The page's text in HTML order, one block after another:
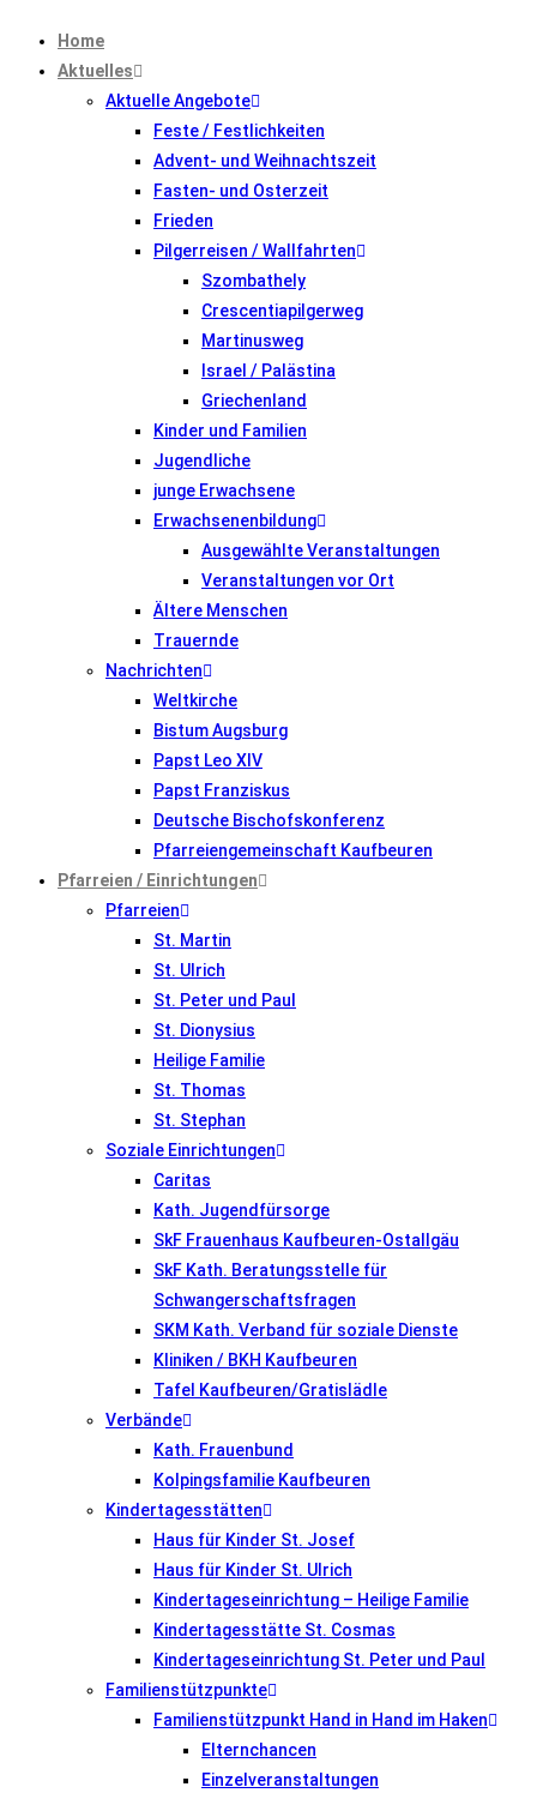
springen
Home
Aktuelles
Aktuelle Angebote
Feste / Festlichkeiten
Advent- und Weihnachtszeit
Fasten- und Osterzeit
Frieden
Pilgerreisen / Wallfahrten
Szombathely
Crescentiapilgerweg
Martinusweg
Israel / Palästina
Griechenland
Kinder und Familien
Jugendliche
junge Erwachsene
Erwachsenenbildung
Ausgewählte Veranstaltungen
Veranstaltungen vor Ort
Ältere Menschen
Trauernde
Nachrichten
Weltkirche
Bistum Augsburg
Papst Leo XIV
Papst Franziskus
Deutsche Bischofskonferenz
Pfarreiengemeinschaft Kaufbeuren
Pfarreien / Einrichtungen
Pfarreien
St. Martin
St. Ulrich
St. Peter und Paul
St. Dionysius
Heilige Familie
St. Thomas
St. Stephan
Soziale Einrichtungen
Caritas
Kath. Jugendfürsorge
SkF Frauenhaus Kaufbeuren-Ostallgäu
SkF Kath. Beratungsstelle für
Schwangerschaftsfragen
SKM Kath. Verband für soziale Dienste
Kliniken / BKH Kaufbeuren
Tafel Kaufbeuren/Gratislädle
Verbände
Kath. Frauenbund
Kolpingsfamilie Kaufbeuren
Kindertagesstätten
Haus für Kinder St. Josef
Haus für Kinder St. Ulrich
Kindertageseinrichtung – Heilige Familie
Kindertagesstätte St. Cosmas
Kindertageseinrichtung St. Peter und Paul
Familienstützpunkte
Familienstützpunkt Hand in Hand im Haken
Elternchancen
Einzelveranstaltungen